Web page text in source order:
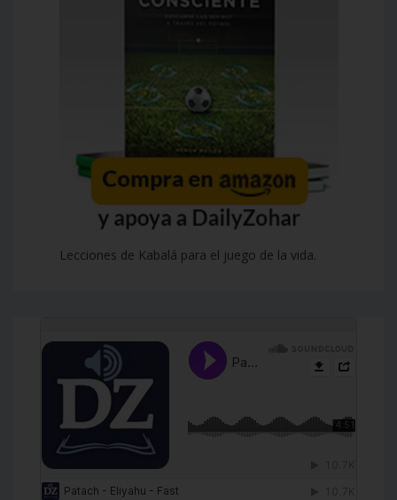
Lecciones de Kabalá para el juego de la vida.